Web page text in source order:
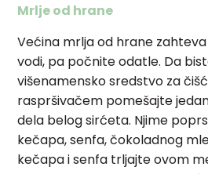
Mrlje od hrane
Većina mrlja od hrane
vodi, pa počnite odatle. Da
višenamensko sredstvo za
raspršivačem pomešajte
dela belog sirćeta. Njime
kečapa, senfa, čokoladnog
kečapa i senfa trljajte ovom